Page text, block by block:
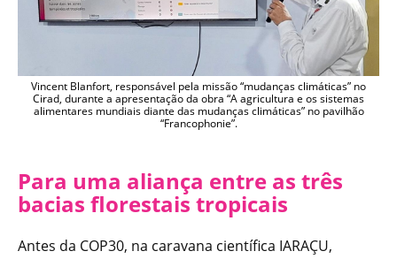
Vincent Blanfort, responsável pela missão “mudanças climáticas” no
Cirad, durante a apresentação da obra “A agricultura e os sistemas
alimentares mundiais diante das mudanças climáticas” no pavilhão
“Francophonie”.
Para uma aliança entre as três
bacias florestais tropicais
Antes da COP30, na caravana científica IARAÇU,